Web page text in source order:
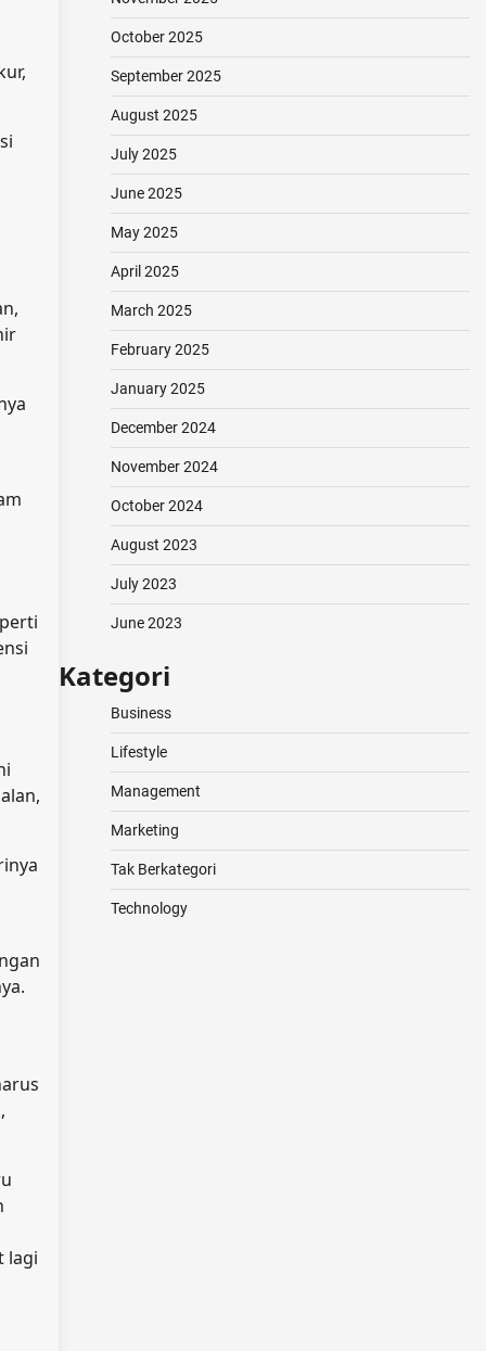
lagi
October 2025
September 2025
August 2025
July 2025
June 2025
May 2025
April 2025
March 2025
February 2025
January 2025
December 2024
November 2024
October 2024
August 2023
July 2023
June 2023
Kategori
Business
Lifestyle
Management
Marketing
Tak Berkategori
Technology